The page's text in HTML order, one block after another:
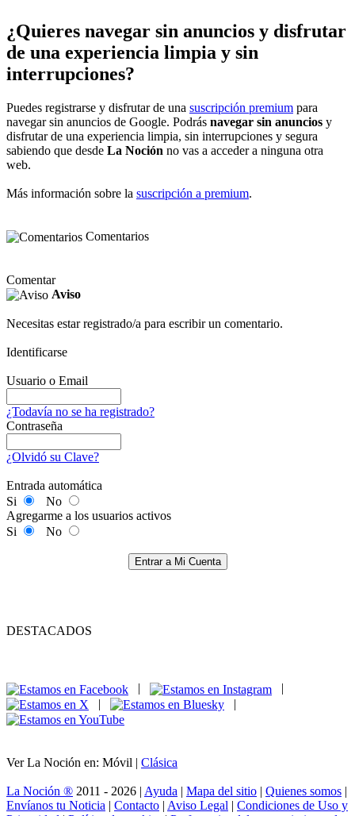
¿Quieres navegar sin anuncios y disfrutar
de una experiencia limpia y sin
interrupciones?
Puedes registrarse y disfrutar de una suscripción premium para
navegar sin anuncios de Google. Podrás navegar sin anuncios y
disfrutar de una experiencia limpia, sin interrupciones y segura
sabiendo que desde La Noción no vas a acceder a ninguna otra
web.
Más información sobre la suscripción a premium.
Comentarios
Comentar
Aviso
Necesitas estar registrado/a para escribir un comentario.
Identificarse
Usuario o Email
¿Todavía no se ha registrado?
Contraseña
¿Olvidó su Clave?
Entrada automática
Si
No
Agregarme a los usuarios activos
Si
No
Entrar a Mi Cuenta
DESTACADOS
|
|
Ver La Noción en: Móvil | Clásica
La Noción ® 2011 - 2026 | Ayuda | Mapa del sitio | Quienes somos |
Envíanos tu Noticia | Contacto | Aviso Legal | Condiciones de Uso y